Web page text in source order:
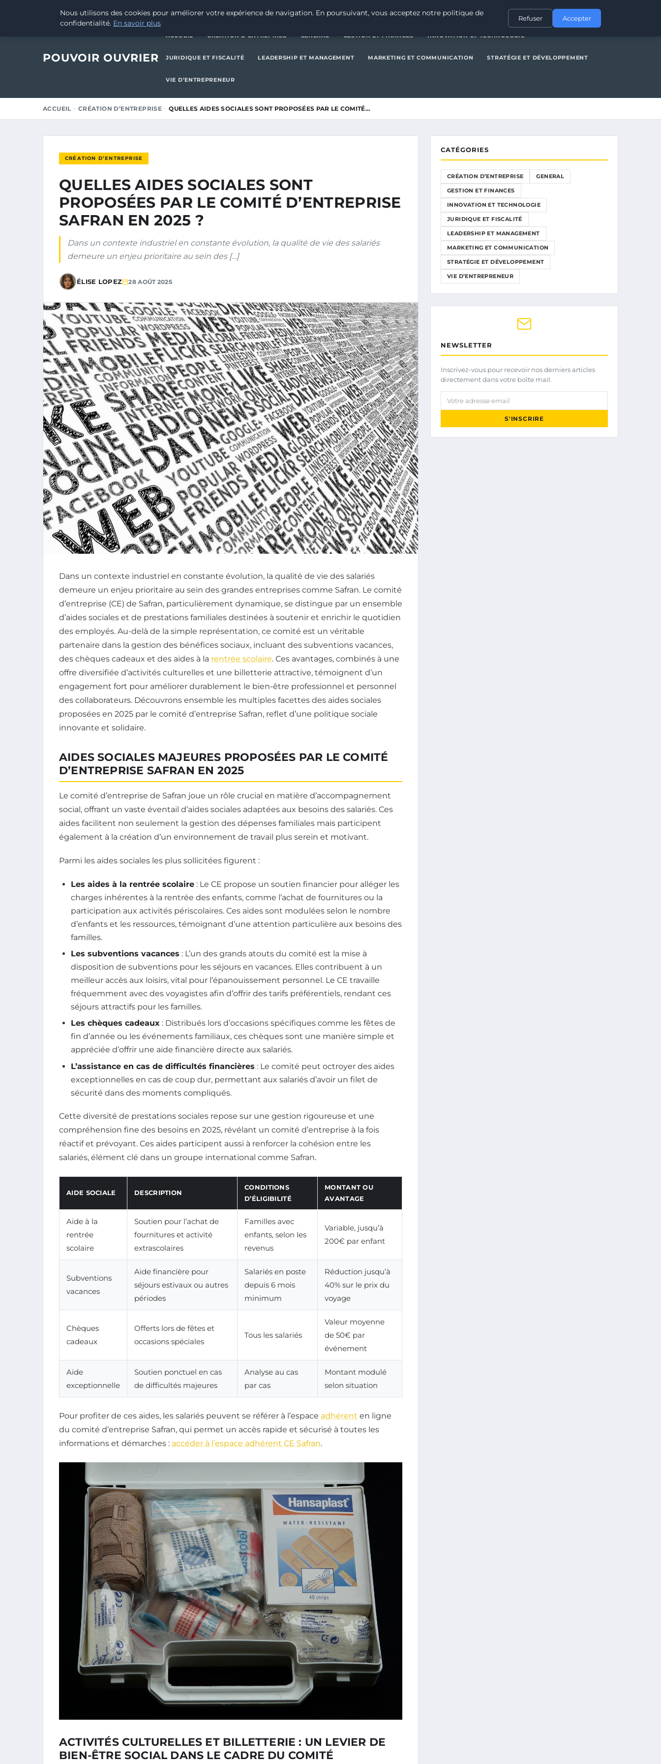
28 AOÛT 2025 GENERAL GESTION ET FINANCESINNOVATION ET TECHNOLOGIE
POUVOIR OUVRIER
ACCUEIL CRÉATION D’ENTREPRISE GENERAL GESTION ET FINANCES INNOVATION ET TECHNOLOGIE
JURIDIQUE ET FISCALITÉ LEADERSHIP ET MANAGEMENT MARKETING ET COMMUNICATION STRATÉGIE ET DÉVELOPPEMENT
VIE D’ENTREPRENEUR
ACCUEIL CRÉATION D’ENTREPRISE QUELLES AIDES SOCIALES SONT PROPOSÉES PAR LE COMITÉ…
CRÉATION D’ENTREPRISE
QUELLES AIDES SOCIALES SONT
PROPOSÉES PAR LE COMITÉ D’ENTREPRISE
SAFRAN EN 2025 ?
Dans un contexte industriel en constante évolution, la qualité de vie des salariés
demeure un enjeu prioritaire au sein des […]
ÉLISE LOPEZ 28 AOÛT 2025
Dans un contexte industriel en constante évolution, la qualité de vie des salariés
demeure un enjeu prioritaire au sein des grandes entreprises comme Safran. Le comité
d’entreprise (CE) de Safran, particulièrement dynamique, se distingue par un ensemble
d’aides sociales et de prestations familiales destinées à soutenir et enrichir le quotidien
des employés. Au-delà de la simple représentation, ce comité est un véritable
partenaire dans la gestion des bénéfices sociaux, incluant des subventions vacances,
des chèques cadeaux et des aides à la rentrée scolaire. Ces avantages, combinés à une
offre diversifiée d’activités culturelles et une billetterie attractive, témoignent d’un
engagement fort pour améliorer durablement le bien-être professionnel et personnel
des collaborateurs. Découvrons ensemble les multiples facettes des aides sociales
proposées en 2025 par le comité d’entreprise Safran, reflet d’une politique sociale
innovante et solidaire.
AIDES SOCIALES MAJEURES PROPOSÉES PAR LE COMITÉ
D’ENTREPRISE SAFRAN EN 2025
Le comité d’entreprise de Safran joue un rôle crucial en matière d’accompagnement
social, offrant un vaste éventail d’aides sociales adaptées aux besoins des salariés. Ces
aides facilitent non seulement la gestion des dépenses familiales mais participent
également à la création d’un environnement de travail plus serein et motivant.
Parmi les aides sociales les plus sollicitées figurent :
Les aides à la rentrée scolaire : Le CE propose un soutien financier pour alléger les
charges inhérentes à la rentrée des enfants, comme l’achat de fournitures ou la
participation aux activités périscolaires. Ces aides sont modulées selon le nombre
d’enfants et les ressources, témoignant d’une attention particulière aux besoins des
familles.
Les subventions vacances : L’un des grands atouts du comité est la mise à
disposition de subventions pour les séjours en vacances. Elles contribuent à un
meilleur accès aux loisirs, vital pour l’épanouissement personnel. Le CE travaille
fréquemment avec des voyagistes afin d’offrir des tarifs préférentiels, rendant ces
séjours attractifs pour les familles.
Les chèques cadeaux : Distribués lors d’occasions spécifiques comme les fêtes de
fin d’année ou les événements familiaux, ces chèques sont une manière simple et
appréciée d’offrir une aide financière directe aux salariés.
L’assistance en cas de difficultés financières : Le comité peut octroyer des aides
exceptionnelles en cas de coup dur, permettant aux salariés d’avoir un filet de
sécurité dans des moments compliqués.
Cette diversité de prestations sociales repose sur une gestion rigoureuse et une
compréhension fine des besoins en 2025, révélant un comité d’entreprise à la fois
réactif et prévoyant. Ces aides participent aussi à renforcer la cohésion entre les
salariés, élément clé dans un groupe international comme Safran.
AIDE SOCIALE DESCRIPTION
CONDITIONS
D’ÉLIGIBILITÉ
MONTANT OU
AVANTAGE
Aide à la
rentrée
scolaire
Soutien pour l’achat de
fournitures et activité
extrascolaires
Familles avec
enfants, selon les
revenus
Variable, jusqu’à
200€ par enfant
Subventions
vacances
Aide financière pour
séjours estivaux ou autres
périodes
Salariés en poste
depuis 6 mois
minimum
Réduction jusqu’à
40% sur le prix du
voyage
Chèques
cadeaux
Offerts lors de fêtes et
occasions spéciales
Tous les salariés
Valeur moyenne
de 50€ par
événement
Aide
exceptionnelle
Soutien ponctuel en cas
de difficultés majeures
Analyse au cas
par cas
Montant modulé
selon situation
Pour profiter de ces aides, les salariés peuvent se référer à l’espace adhérent en ligne
du comité d’entreprise Safran, qui permet un accès rapide et sécurisé à toutes les
informations et démarches : accéder à l’espace adhérent CE Safran.
ACTIVITÉS CULTURELLES ET BILLETTERIE : UN LEVIER DE
BIEN-ÊTRE SOCIAL DANS LE CADRE DU COMITÉ
CATÉGORIES
CRÉATION D’ENTREPRISE GENERAL
GESTION ET FINANCES
INNOVATION ET TECHNOLOGIE
JURIDIQUE ET FISCALITÉ
LEADERSHIP ET MANAGEMENT
MARKETING ET COMMUNICATION
STRATÉGIE ET DÉVELOPPEMENT
VIE D’ENTREPRENEUR
NEWSLETTER
Inscrivez-vous pour recevoir nos derniers articles
directement dans votre boîte mail.
Votre adresse email
S'INSCRIRE
Nous utilisons des cookies pour améliorer votre expérience de navigation. En poursuivant, vous acceptez notre politique de
confidentialité. En savoir plus
Refuser Accepter